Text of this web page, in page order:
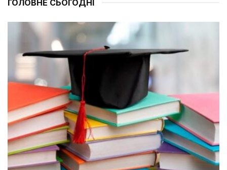
ГОЛОВНЕ СЬОГОДНІ